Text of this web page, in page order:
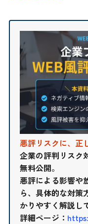
悪評リスクに、正
企業の評判リスク
無料公開。
悪評による影響や
ら、具体的な対策
かりやすく解説し
詳細ページ：